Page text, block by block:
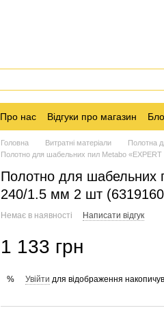
Про нас Відгуки про магазин
Головна Витратні матеріали Полотна
Полотно для шабельних пил Metabo
Полотно для шабельних
240/1.5 мм 2 шт
Немає в наявності Написати відгук
1 133 грн
% Увійти для відображення